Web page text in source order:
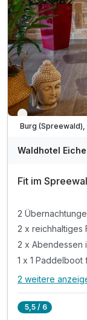
inkl.
inkl. Nutzung
inkl. Parkplatz &
Nur noch bis
Burg
Waldhotel Eiche
Fit im
2
2 x reichhaltiges
2 x Abendessen
1 x 1 Paddelboot
Alle
2 weitere
5,5 / 6